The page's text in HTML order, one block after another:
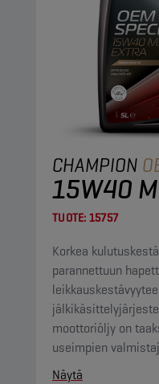
CHAMPION
15W40
TUOTE: 15757
Korkea
parannettuun
moottoriöljy on
useimpien
Näytä